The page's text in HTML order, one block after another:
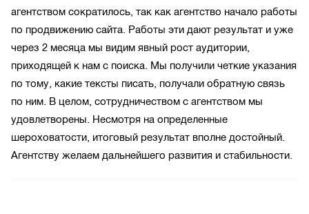
агентством сократилось, так как агентство начало работы
по продвижению сайта. Работы эти дают результат и уже
через 2 месяца мы видим явный рост аудитории,
приходящей к нам с поиска. Мы получили четкие указания
по тому, какие тексты писать, получали обратную связь
по ним. В целом, сотрудничеством с агентством мы
удовлетворены. Несмотря на определенные
шероховатости, итоговый результат вполне достойный.
Агентству желаем дальнейшего развития и стабильности.